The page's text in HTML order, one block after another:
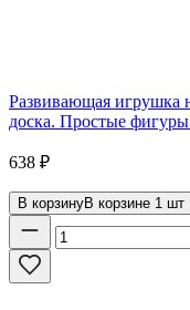
Развивающая игрушка
доска. Простые
638 ₽
В корзинуВ корзине 1 шт